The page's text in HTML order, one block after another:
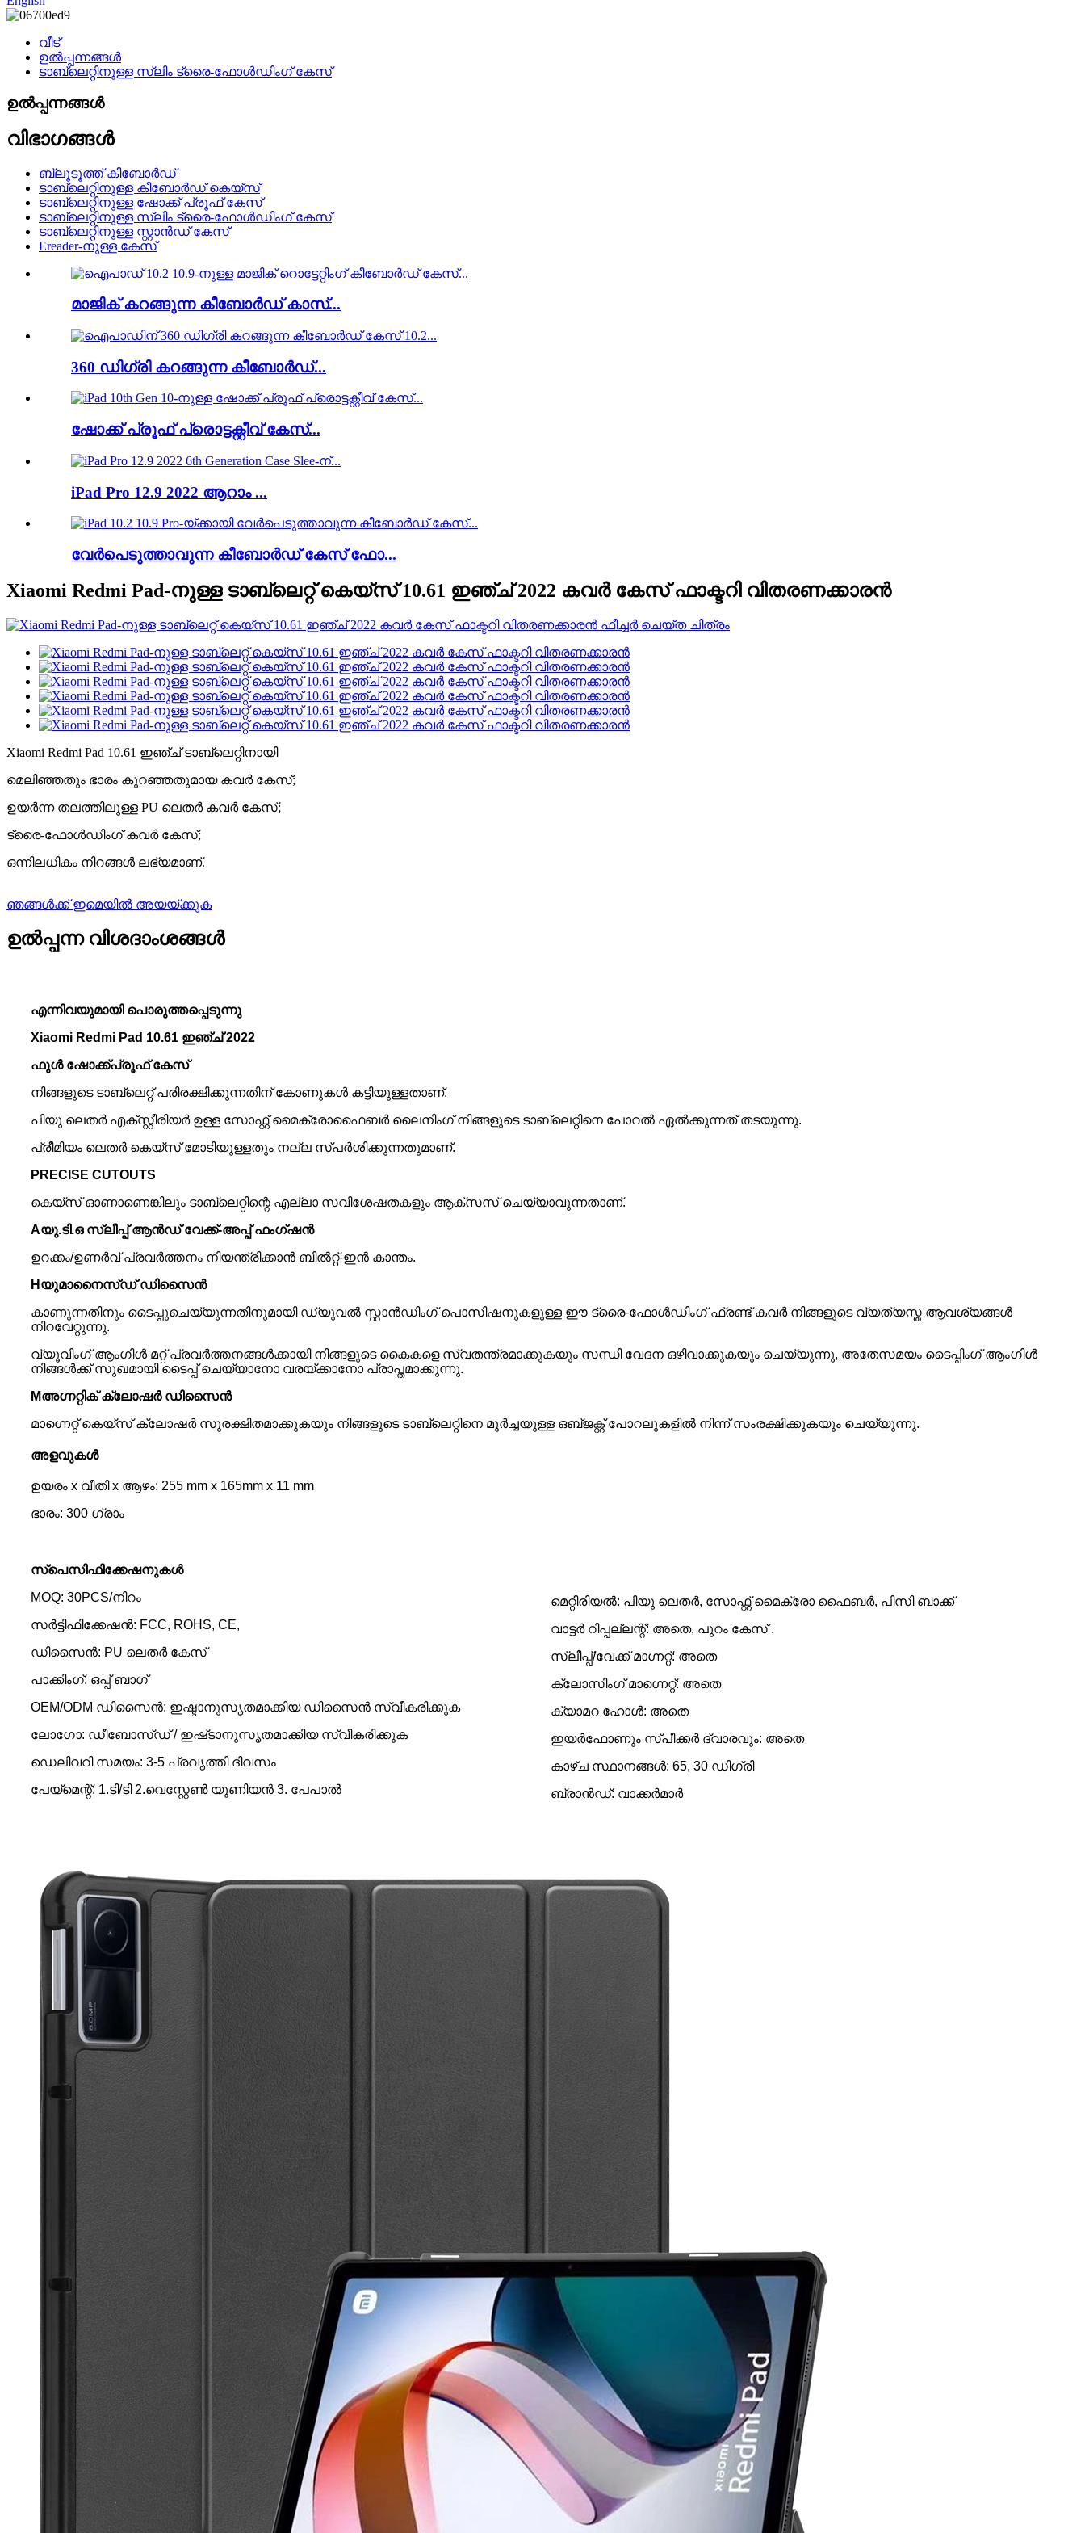
വീട്
ഉൽപ്പന്നങ്ങൾ
ടാബ്‌ലെറ്റിനുള്ള സ്ലിം ട്രൈ-ഫോൾഡിംഗ് കേസ്
ഉൽപ്പന്നങ്ങൾ
വിഭാഗങ്ങൾ
ബ്ലൂടൂത്ത് കീബോർഡ്
ടാബ്‌ലെറ്റിനുള്ള കീബോർഡ് കെയ്‌സ്
ടാബ്‌ലെറ്റിനുള്ള ഷോക്ക് പ്രൂഫ് കേസ്
ടാബ്‌ലെറ്റിനുള്ള സ്ലിം ട്രൈ-ഫോൾഡിംഗ് കേസ്
ടാബ്‌ലെറ്റിനുള്ള സ്റ്റാൻഡ് കേസ്
Ereader-നുള്ള കേസ്
മാജിക് കറങ്ങുന്ന കീബോർഡ് കാസ്...
360 ഡിഗ്രി കറങ്ങുന്ന കീബോർഡ്...
ഷോക്ക് പ്രൂഫ് പ്രൊട്ടക്റ്റീവ് കേസ്...
iPad Pro 12.9 2022 ആറാം ...
വേർപെടുത്താവുന്ന കീബോർഡ് കേസ് ഫോ...
Xiaomi Redmi Pad-നുള്ള ടാബ്‌ലെറ്റ് കെയ്‌സ് 10.61 ഇഞ്ച് 2022 കവർ കേസ് ഫാക്ടറി വിതരണക്കാരൻ
Xiaomi Redmi Pad 10.61 ഇഞ്ച് ടാബ്‌ലെറ്റിനായി
മെലിഞ്ഞതും ഭാരം കുറഞ്ഞതുമായ കവർ കേസ്;
ഉയർന്ന തലത്തിലുള്ള PU ലെതർ കവർ കേസ്;
ട്രൈ-ഫോൾഡിംഗ് കവർ കേസ്;
ഒന്നിലധികം നിറങ്ങൾ ലഭ്യമാണ്.
ഞങ്ങൾക്ക് ഇമെയിൽ അയയ്ക്കുക
ഉൽപ്പന്ന വിശദാംശങ്ങൾ
എന്നിവയുമായി പൊരുത്തപ്പെടുന്നു
Xiaomi Redmi Pad 10.61 ഇഞ്ച് 2022
ഫുൾ ഷോക്ക്പ്രൂഫ് കേസ്
നിങ്ങളുടെ ടാബ്‌ലെറ്റ് പരിരക്ഷിക്കുന്നതിന് കോണുകൾ കട്ടിയുള്ളതാണ്.
പിയു ലെതർ എക്സ്റ്റീരിയർ ഉള്ള സോഫ്റ്റ് മൈക്രോഫൈബർ ലൈനിംഗ് നിങ്ങളുടെ ടാബ്‌ലെറ്റിനെ പോറൽ ഏൽക്കുന്നത് തടയുന്നു.
പ്രീമിയം ലെതർ കെയ്‌സ് മോടിയുള്ളതും നല്ല സ്പർശിക്കുന്നതുമാണ്.
P RECISE CUTOUTS
കെയ്‌സ് ഓണാണെങ്കിലും ടാബ്‌ലെറ്റിന്റെ എല്ലാ സവിശേഷതകളും ആക്‌സസ് ചെയ്യാവുന്നതാണ്.
Aയു.ടി.ഒ സ്ലീപ്പ് ആൻഡ് വേക്ക്-അപ്പ് ഫംഗ്ഷൻ
ഉറക്കം/ഉണർവ് പ്രവർത്തനം നിയന്ത്രിക്കാൻ ബിൽറ്റ്-ഇൻ കാന്തം.
H യുമാനൈസ്ഡ് ഡിസൈൻ
കാണുന്നതിനും ടൈപ്പുചെയ്യുന്നതിനുമായി ഡ്യുവൽ സ്റ്റാൻഡിംഗ് പൊസിഷനുകളുള്ള ഈ ട്രൈ-ഫോൾഡിംഗ് ഫ്രണ്ട് കവർ നിങ്ങളുടെ വ്യത്യസ്ത ആവശ്യങ്ങൾ
നിറവേറ്റുന്നു.
വ്യൂവിംഗ് ആംഗിൾ മറ്റ് പ്രവർത്തനങ്ങൾക്കായി നിങ്ങളുടെ കൈകളെ സ്വതന്ത്രമാക്കുകയും സന്ധി വേദന ഒഴിവാക്കുകയും ചെയ്യുന്നു, അതേസമയം ടൈപ്പിംഗ് ആംഗിൾ
നിങ്ങൾക്ക് സുഖമായി ടൈപ്പ് ചെയ്യാനോ വരയ്ക്കാനോ പ്രാപ്തമാക്കുന്നു.
Mഅഗ്നറ്റിക് ക്ലോഷർ ഡിസൈൻ
മാഗ്നെറ്റ് കെയ്‌സ് ക്ലോഷർ സുരക്ഷിതമാക്കുകയും നിങ്ങളുടെ ടാബ്‌ലെറ്റിനെ മൂർച്ചയുള്ള ഒബ്‌ജക്റ്റ് പോറലുകളിൽ നിന്ന് സംരക്ഷിക്കുകയും ചെയ്യുന്നു.
അളവുകൾ
ഉയരം x വീതി x ആഴം: 255 mm x 165mm x 11 mm
ഭാരം: 300 ഗ്രാം
സ്പെസിഫിക്കേഷനുകൾ
MOQ: 30PCS/നിറം
സർട്ടിഫിക്കേഷൻ: FCC, ROHS, CE,
ഡിസൈൻ: PU ലെതർ കേസ്
പാക്കിംഗ്: ഒപ്പ് ബാഗ്
OEM/ODM ഡിസൈൻ: ഇഷ്ടാനുസൃതമാക്കിയ ഡിസൈൻ സ്വീകരിക്കുക
ലോഗോ: ഡീബോസ്ഡ് / ഇഷ്‌ടാനുസൃതമാക്കിയ സ്വീകരിക്കുക
ഡെലിവറി സമയം: 3-5 പ്രവൃത്തി ദിവസം
പേയ്‌മെന്റ്: 1.ടി/ടി 2.വെസ്റ്റേൺ യൂണിയൻ 3. പേപാൽ
മെറ്റീരിയൽ: പിയു ലെതർ, സോഫ്റ്റ് മൈക്രോ ഫൈബർ, പിസി ബാക്ക്
വാട്ടർ റിപ്പല്ലന്റ്: അതെ, പുറം കേസ് .
സ്ലീപ്പ്/വേക്ക് മാഗ്നറ്റ്: അതെ
ക്ലോസിംഗ് മാഗ്നെറ്റ്: അതെ
ക്യാമറ ഹോൾ: അതെ
ഇയർഫോണും സ്പീക്കർ ദ്വാരവും: അതെ
കാഴ്ച സ്ഥാനങ്ങൾ: 65, 30 ഡിഗ്രി
ബ്രാൻഡ്: വാക്കർമാർ